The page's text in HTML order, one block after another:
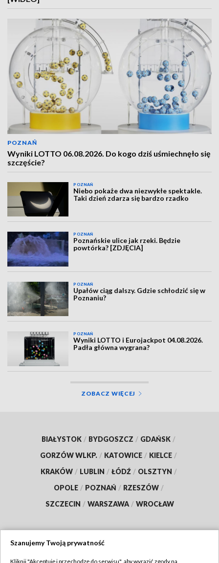
POZNAŃ
Wyniki LOTTO 06.08.2026. Do kogo dziś uśmiechnęło się
szczęście?
POZNAŃ
Niebo pokaże dwa niezwykłe spektakle.
Taki dzień zdarza się bardzo rzadko
POZNAŃ
Poznańskie ulice jak rzeki. Będzie
powtórka? [ZDJĘCIA]
POZNAŃ
Upałów ciąg dalszy. Gdzie schłodzić się w
Poznaniu?
POZNAŃ
Wyniki LOTTO i Eurojackpot 04.08.2026.
Padła główna wygrana?
ZOBACZ WIĘCEJ
BIAŁYSTOK / BYDGOSZCZ / GDAŃSK /
GORZÓW WLKP. / KATOWICE / KIELCE /
KRAKÓW / LUBLIN / ŁÓDŹ / OLSZTYN /
OPOLE / POZNAŃ / RZESZÓW /
SZCZECIN / WARSZAWA / WROCŁAW
Szanujemy Twoją prywatność
Kliknij "Akceptuję i przechodzę do serwisu", aby wyrazić zgody na